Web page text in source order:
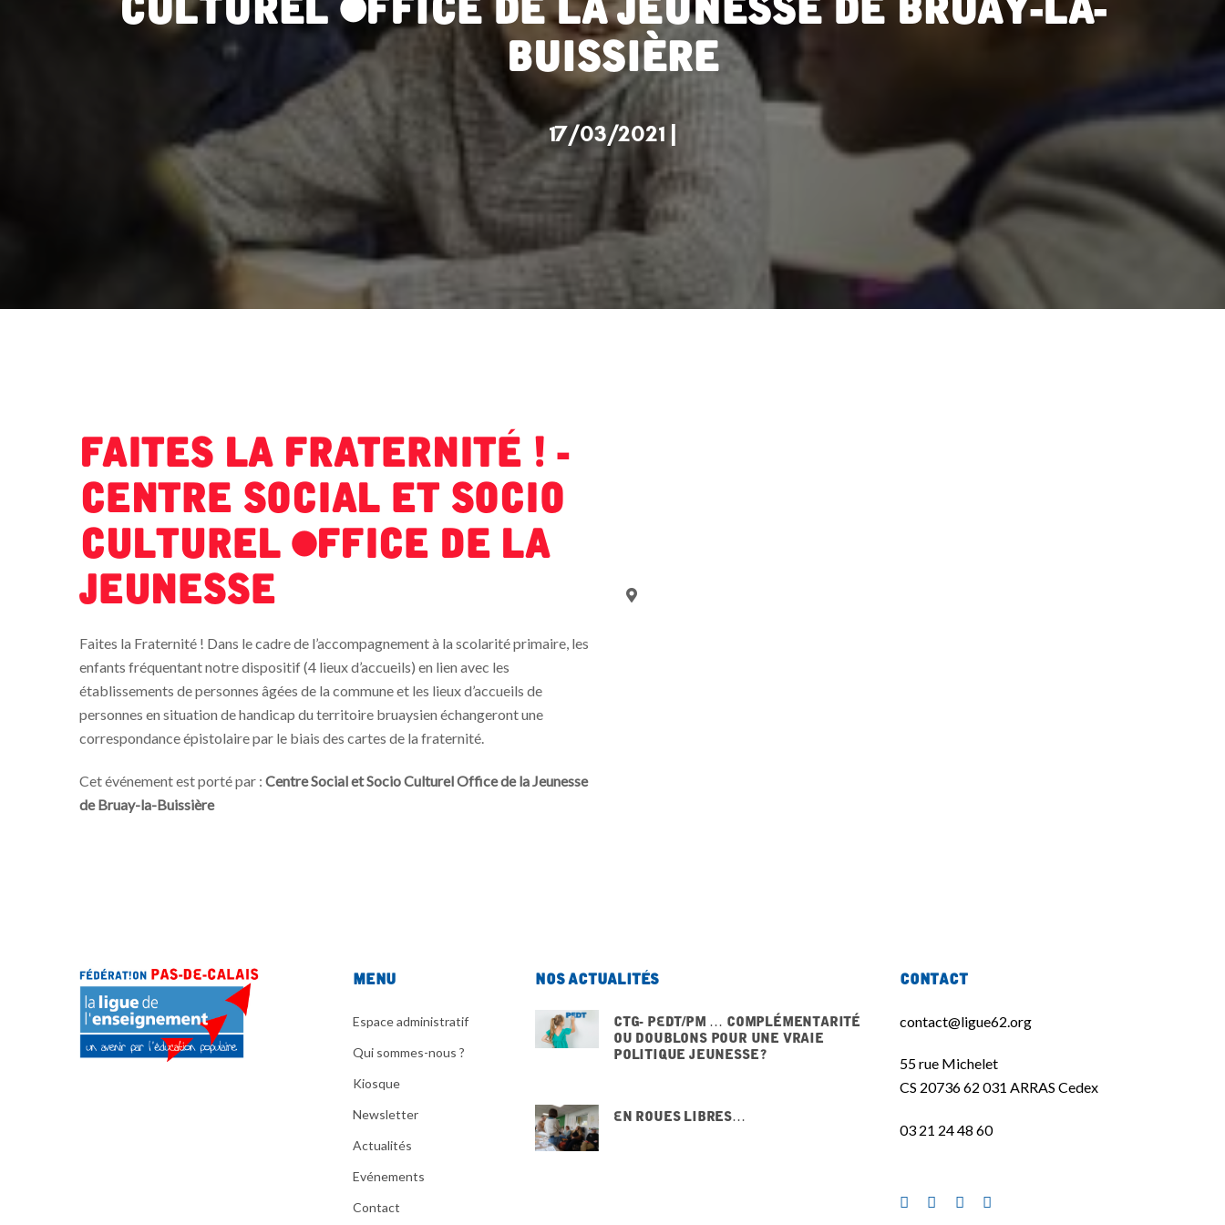
Buissière
17/03/2021 |
Faites la fraternité ! -
Centre Social et Socio
Culturel Office de la
Jeunesse
Faites la Fraternité ! Dans le cadre de l’accompagnement à la scolarité primaire, les
enfants fréquentant notre dispositif (4 lieux d’accueils) en lien avec les
établissements de personnes âgées de la commune et les lieux d’accueils de
personnes en situation de handicap du territoire bruaysien échangeront une
correspondance épistolaire par le biais des cartes de la fraternité.
Cet événement est porté par : Centre Social et Socio Culturel Office de la Jeunesse
de Bruay-la-Buissière
Menu
Espace administratif
Qui sommes-nous ?
Kiosque
Newsletter
Actualités
Evénements
Contact
Nos actualités
CTG- PEdT/PM … Complémentarité
ou doublons pour une vraie
politique jeunesse ?
En Roues Libres…
Contact
contact@ligue62.org
55 rue Michelet
CS 20736 62 031 ARRAS Cedex
03 21 24 48 60